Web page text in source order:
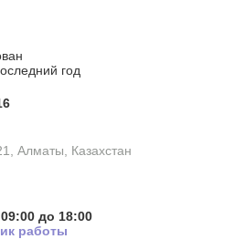
год
Алматы, Казахстан
до 18:00
работы